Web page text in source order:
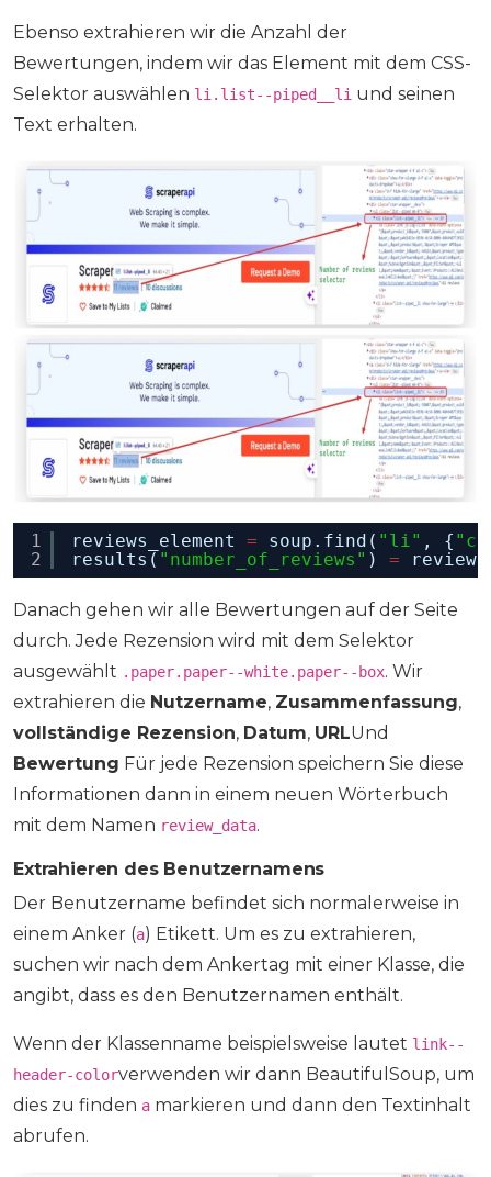
Ebenso extrahieren wir die Anzahl der
Bewertungen, indem wir das Element mit dem CSS-
Selektor auswählen li.list--piped__li und seinen
Text erhalten.
1
2
reviews_element = soup.find( "li" , {
results( "number_of_reviews" ) =
Danach gehen wir alle Bewertungen auf der Seite
durch. Jede Rezension wird mit dem Selektor
ausgewählt .paper.paper--white.paper--box. Wir
extrahieren die Nutzername, Zusammenfassung,
vollständige Rezension, Datum, URLUnd
Bewertung Für jede Rezension speichern Sie diese
Informationen dann in einem neuen Wörterbuch
mit dem Namen review_data.
Extrahieren des Benutzernamens
Der Benutzername befindet sich normalerweise in
einem Anker (a) Etikett. Um es zu extrahieren,
suchen wir nach dem Ankertag mit einer Klasse, die
angibt, dass es den Benutzernamen enthält.
Wenn der Klassenname beispielsweise lautet link--
header-colorverwenden wir dann BeautifulSoup, um
dies zu finden a markieren und dann den Textinhalt
abrufen.